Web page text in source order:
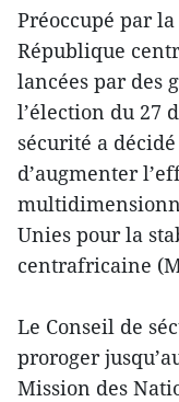
Préoccupé par
République
lancées par des
l’élection du 27
sécurité a
d’augmenter
Unies pour la
centrafricaine
Le Conseil de
proroger
Mission des